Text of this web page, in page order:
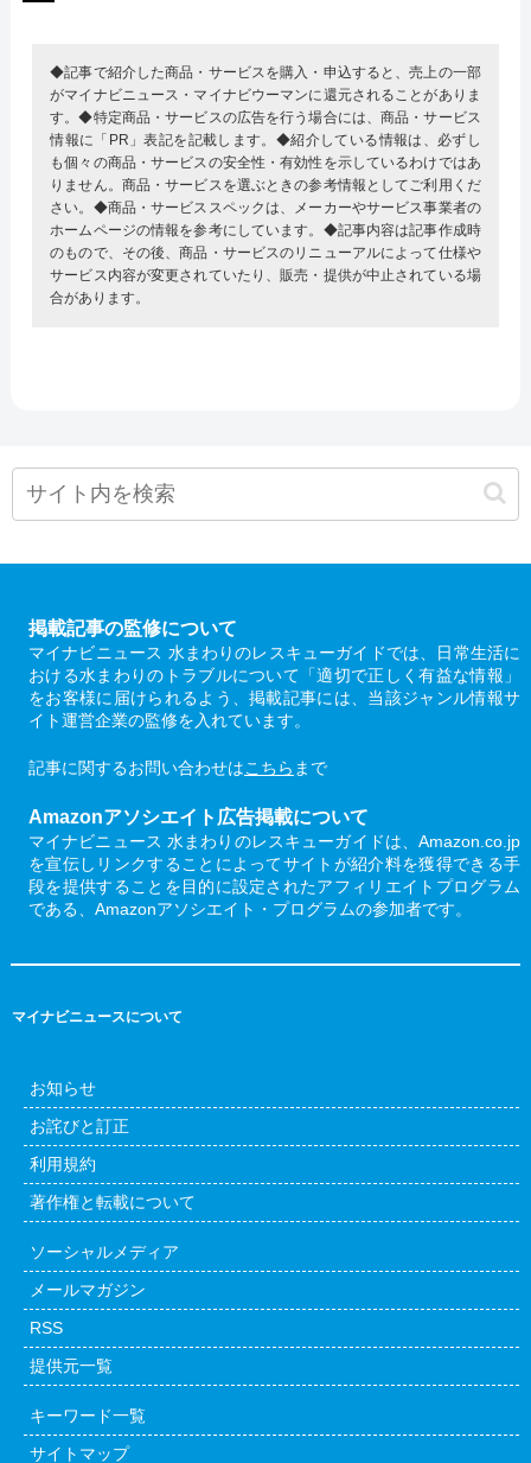
◆記事で紹介した商品・サービスを購入・申込すると、売上の一部
がマイナビニュース・マイナビウーマンに還元されることがありま
す。◆特定商品・サービスの広告を行う場合には、商品・サービス
情報に「PR」表記を記載します。◆紹介している情報は、必ずし
も個々の商品・サービスの安全性・有効性を示しているわけではあ
りません。商品・サービスを選ぶときの参考情報としてご利用くだ
さい。◆商品・サービススペックは、メーカーやサービス事業者の
ホームページの情報を参考にしています。◆記事内容は記事作成時
のもので、その後、商品・サービスのリニューアルによって仕様や
サービス内容が変更されていたり、販売・提供が中止されている場
合があります。
掲載記事の監修について
マイナビニュース 水まわりのレスキューガイドでは、日常生活に
おける水まわりのトラブルについて「適切で正しく有益な情報」
をお客様に届けられるよう、掲載記事には、当該ジャンル情報サ
イト運営企業の監修を入れています。
記事に関するお問い合わせはこちら まで
Amazonアソシエイト広告掲載について
マイナビニュース 水まわりのレスキューガイドは、Amazon.co.jp
を宣伝しリンクすることによってサイトが紹介料を獲得できる手
段を提供することを目的に設定されたアフィリエイトプログラム
である、Amazonアソシエイト・プログラムの参加者です。
マイナビニュースについて
お知らせ
お詫びと訂正
利用規約
著作権と転載について
ソーシャルメディア
メールマガジン
RSS
提供元一覧
キーワード一覧
サイトマップ